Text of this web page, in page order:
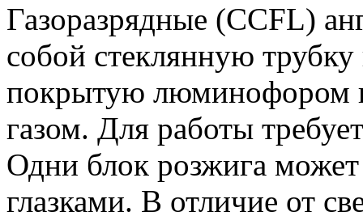
Газоразрядные (CCFL)
собой стеклянную
покрытую люминофором
газом. Для работы
Одни блок розжига
глазками. В отличие от